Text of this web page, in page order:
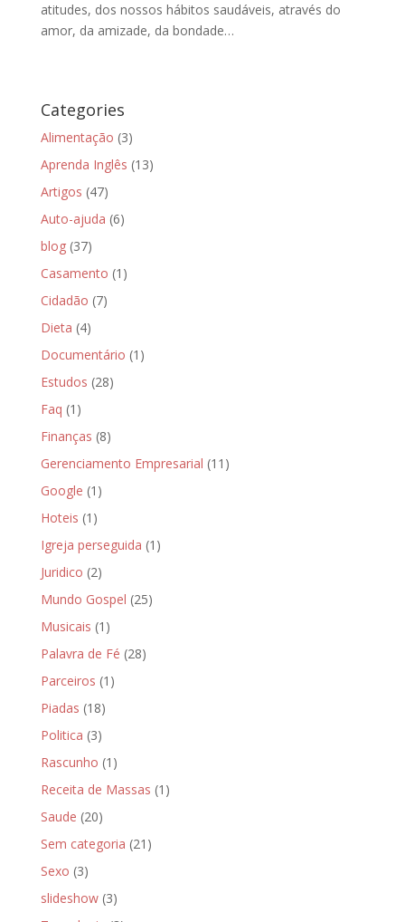
atitudes, dos nossos hábitos saudáveis, através do
amor, da amizade, da bondade…
Categories
Alimentação (3)
Aprenda Inglês (13)
Artigos (47)
Auto-ajuda (6)
blog(37)
Casamento (1)
Cidadão (7)
Dieta (4)
Documentário (1)
Estudos (28)
Faq (1)
Finanças (8)
Gerenciamento Empresarial (11)
Google (1)
Hoteis (1)
Igreja perseguida (1)
Juridico (2)
Mundo Gospel (25)
Musicais (1)
Palavra de Fé (28)
Parceiros (1)
Piadas (18)
Politica (3)
Rascunho (1)
Receita de Massas (1)
Saude (20)
Sem categoria (21)
Sexo (3)
slideshow(3)